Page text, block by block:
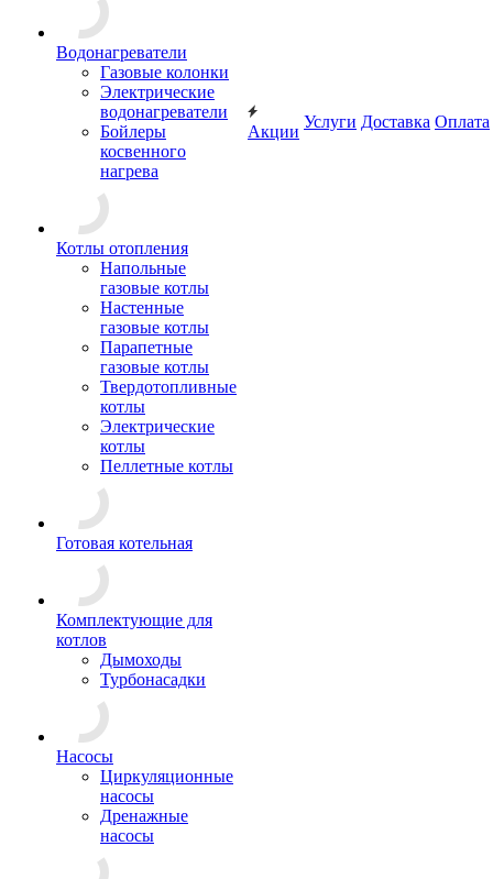
Водонагреватели
Газовые колонки
Электрические
водонагреватели
Бойлеры
косвенного
нагрева
Котлы отопления
Напольные
газовые котлы
Настенные
газовые котлы
Парапетные
газовые котлы
Твердотопливные
котлы
Электрические
котлы
Пеллетные котлы
Готовая котельная
Комплектующие для
котлов
Дымоходы
Турбонасадки
Насосы
Циркуляционные
насосы
Дренажные
насосы
Акции
Услуги Доставка Оплата